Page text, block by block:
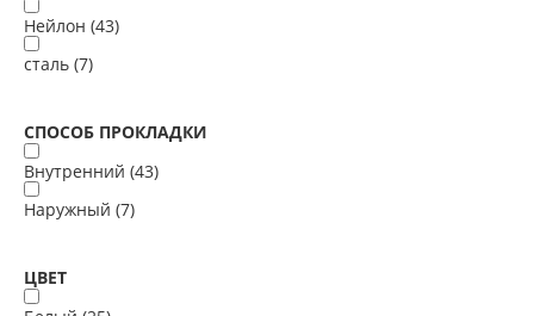
Нейлон (43)
сталь (7)
СПОСОБ ПРОКЛАДКИ
Внутренний (43)
Наружный (7)
ЦВЕТ